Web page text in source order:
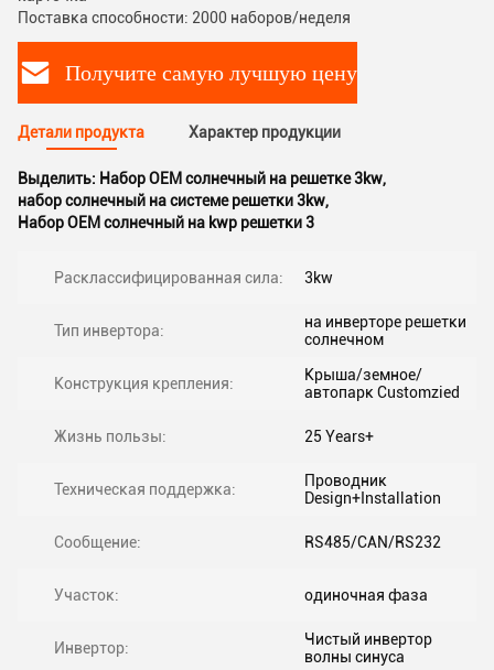
Поставка способности: 2000 наборов/неделя
Получите самую лучшую цену
Детали продукта Характер продукции
Выделить: Набор OEM солнечный на решетке 3kw,
набор солнечный на системе решетки 3kw,
Набор OEM солнечный на kwp решетки 3
Расклассифицированная сила: 3kw
Тип инвертора:
на инверторе решетки
солнечном
Конструкция крепления:
Крыша/земное/
автопарк Customzied
Жизнь пользы: 25 Years+
Техническая поддержка:
Проводник
Design+Installation
Сообщение: RS485/CAN/RS232
Участок: одиночная фаза
Инвертор:
Чистый инвертор
волны синуса